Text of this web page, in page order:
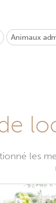
Animaux
les